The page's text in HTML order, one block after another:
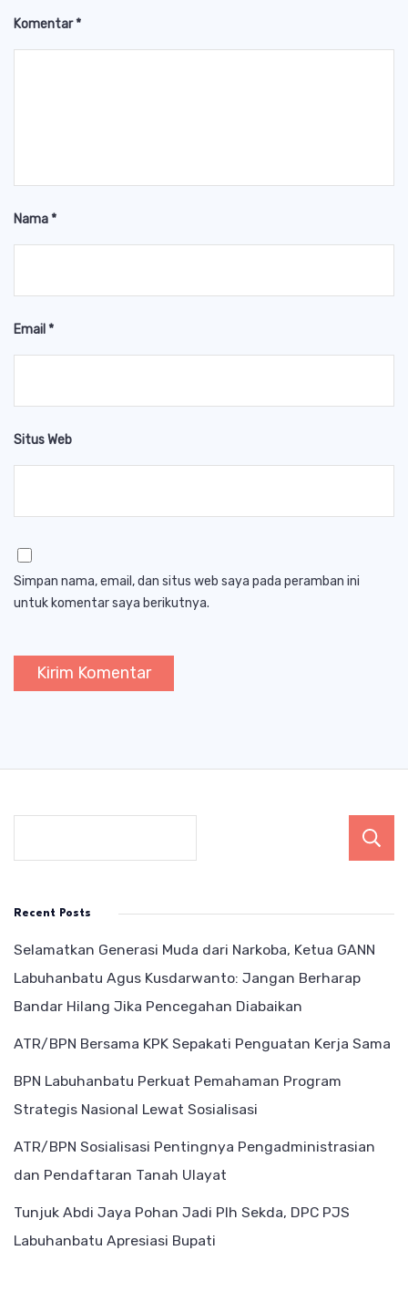
Komentar*
Nama*
Email *
Situs Web
Simpan nama, email, dan situs web saya pada peramban ini
untuk komentar saya berikutnya.
Recent Posts
Selamatkan Generasi Muda dari Narkoba, Ketua GANN
Labuhanbatu Agus Kusdarwanto: Jangan Berharap
Bandar Hilang Jika Pencegahan Diabaikan
ATR/BPN Bersama KPK Sepakati Penguatan Kerja Sama
BPN Labuhanbatu Perkuat Pemahaman Program
Strategis Nasional Lewat Sosialisasi
ATR/BPN Sosialisasi Pentingnya Pengadministrasian
dan Pendaftaran Tanah Ulayat
Tunjuk Abdi Jaya Pohan Jadi Plh Sekda, DPC PJS
Labuhanbatu Apresiasi Bupati